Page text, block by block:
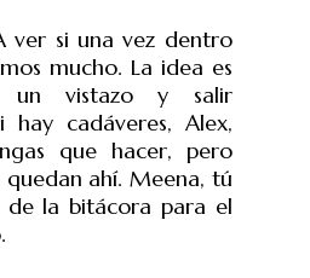
si una vez dentro
mucho. La idea es
un vistazo y salir
hay cadáveres, Alex,
que hacer, pero
quedan ahí. Meena, tú
de la bitácora para el